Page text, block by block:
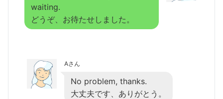
waiting.
どうぞ、お待たせしました。
Aさん
No problem, thanks.
大丈夫です、ありがとう。